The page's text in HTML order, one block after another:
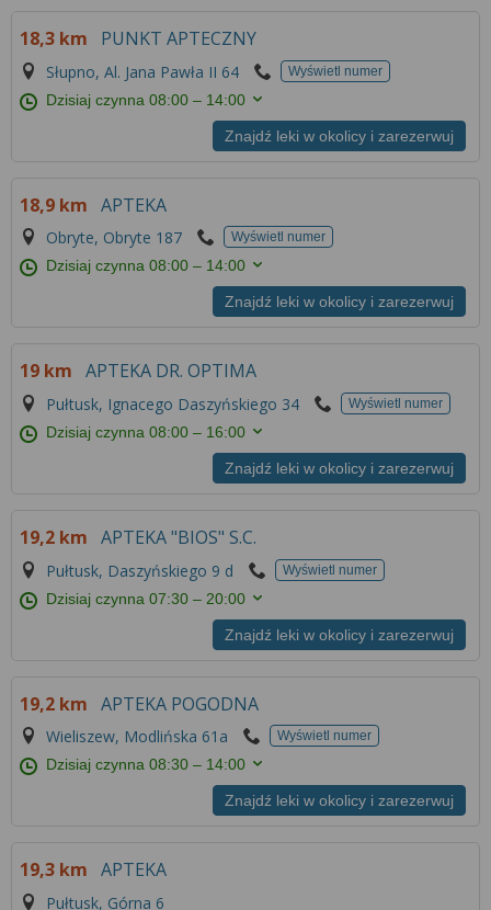
18,3 km PUNKT APTECZNY
Słupno, Al. Jana Pawła II 64 Wyświetl numer
Dzisiaj czynna08:00 – 14:00
Znajdź leki w okolicy i zarezerwuj
18,9 km APTEKA
Obryte, Obryte 187 Wyświetl numer
Dzisiaj czynna08:00 – 14:00
Znajdź leki w okolicy i zarezerwuj
19 km APTEKA DR. OPTIMA
Pułtusk, Ignacego Daszyńskiego 34 Wyświetl numer
Dzisiaj czynna08:00 – 16:00
Znajdź leki w okolicy i zarezerwuj
19,2 km APTEKA "BIOS" S.C.
Pułtusk, Daszyńskiego 9 d Wyświetl numer
Dzisiaj czynna07:30 – 20:00
Znajdź leki w okolicy i zarezerwuj
19,2 km APTEKA POGODNA
Wieliszew, Modlińska 61a Wyświetl numer
Dzisiaj czynna08:30 – 14:00
Znajdź leki w okolicy i zarezerwuj
19,3 km APTEKA
Pułtusk, Górna 6